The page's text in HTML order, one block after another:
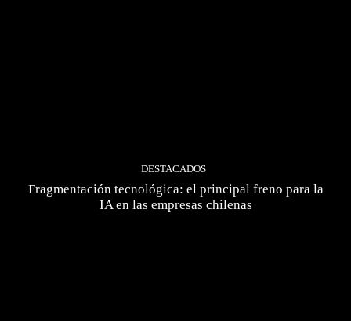
DESTACADOS
Fragmentación tecnológica: el principal freno para la
IA en las empresas chilenas